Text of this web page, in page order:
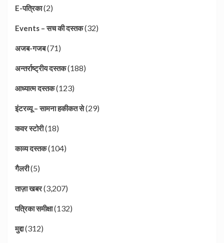
E-पत्रिका(2)
Events – सच की दस्तक(32)
अजब-गजब(71)
अन्तर्राष्ट्रीय दस्तक(188)
आध्यात्म दस्तक(123)
इंटरव्यू – सामना हकीकत से(29)
कवर स्टोरी(18)
काव्य दस्तक(104)
गैलरी(5)
ताज़ा खबर(3,207)
पत्रिका समीक्षा(132)
मुद्दा(312)